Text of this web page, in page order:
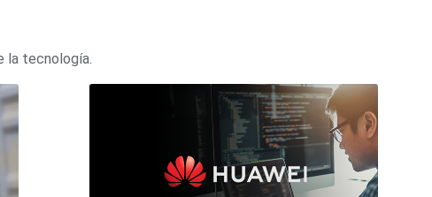
la tecnología.